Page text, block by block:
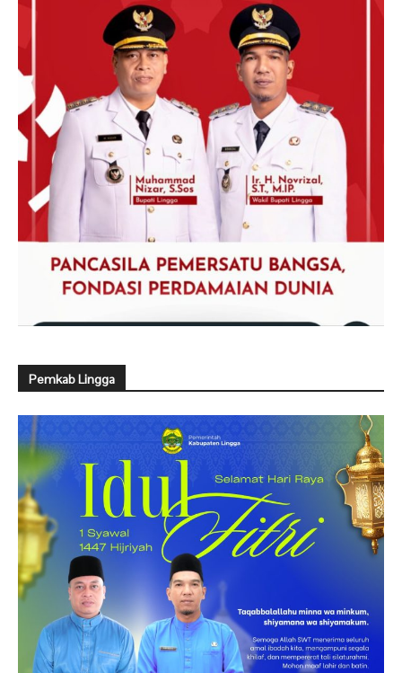
Pemkab Lingga